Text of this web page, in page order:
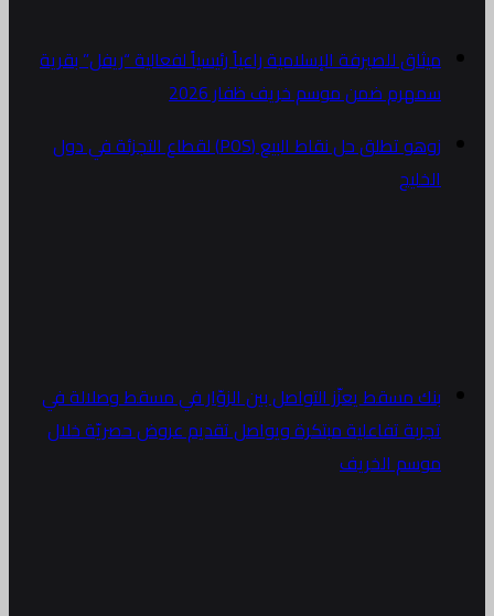
ميثاق للصيرفة الإسلامية راعياً رئيسياً لفعالية “ريفل” بقرية
سمهرم ضمن موسم خريف ظفار 2026
زوهو تطلق حل نقاط البيع (POS) لقطاع التجزئة في دول
الخليج
بنك مسقط يعزّز التواصل بين الزوّار في مسقط وصلالة في
تجربة تفاعلية مبتكرة ويواصل تقديم عروض حصريّة خلال
موسم الخريف